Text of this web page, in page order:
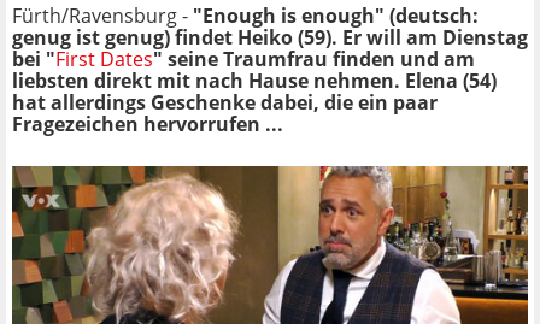
Fürth/Ravensburg - "Enough is enough" (deutsch:
genug ist genug) findet Heiko (59). Er will am Dienstag
bei "First Dates" seine Traumfrau finden und am
liebsten direkt mit nach Hause nehmen. Elena (54)
hat allerdings Geschenke dabei, die ein paar
Fragezeichen hervorrufen ...